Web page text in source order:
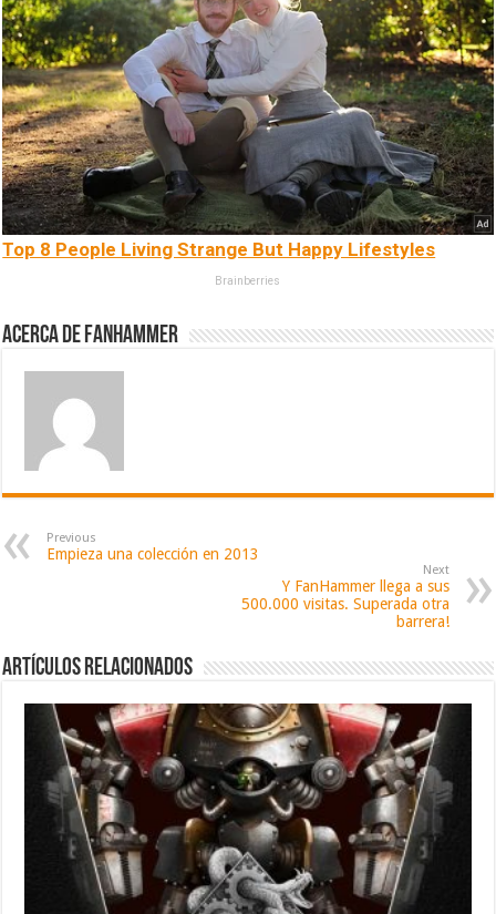
Top 8 People Living Strange But Happy Lifestyles
Brainberries
Acerca de fanhammer
Previous
Empieza una colección en 2013
Next
Y FanHammer llega a sus
500.000 visitas. Superada otra
barrera!
Artículos relacionados